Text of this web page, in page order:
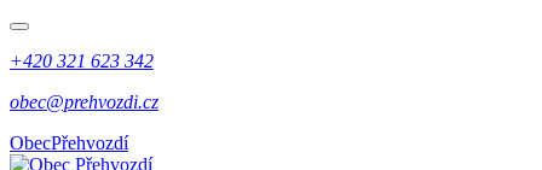
+420 321 623 342
obec@prehvozdi.cz
ObecPřehvozdí